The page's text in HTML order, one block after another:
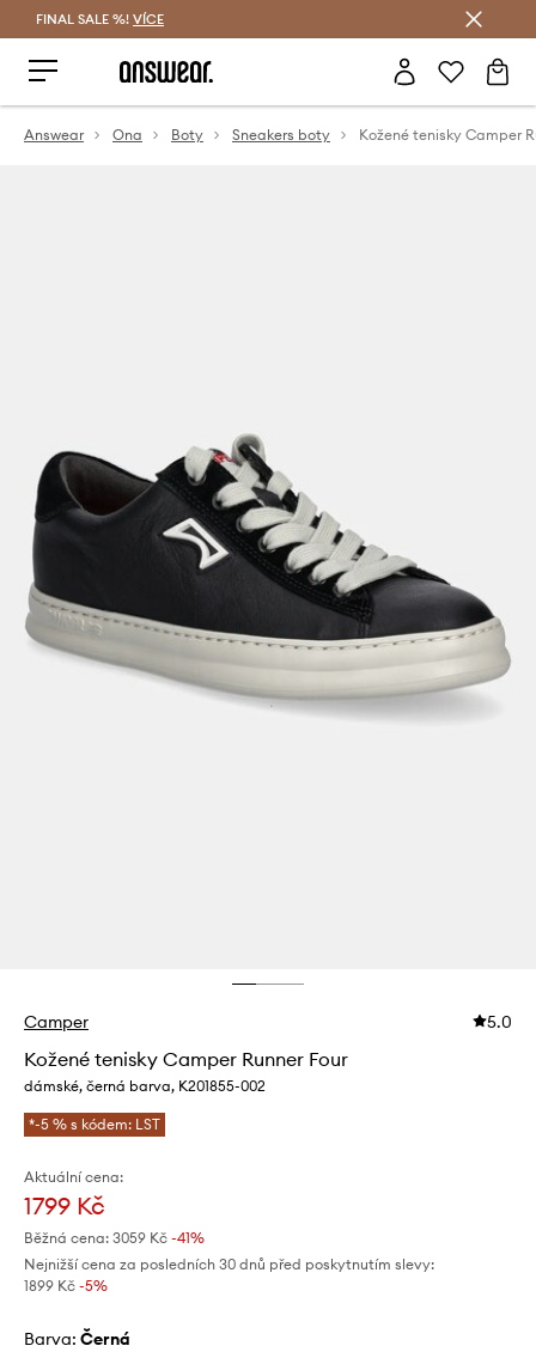
FINAL SALE %! VÍCE
Answear Ona Boty Sneakers boty
Camper 5.0
Kožené tenisky Camper Runner Four
dámské, černá barva, K201855-002
*-5 % s kódem: LST
Aktuální cena:
1799 Kč
Běžná cena: 3059 Kč -41%
Nejnižší cena za posledních 30 dnů před poskytnutím slevy:
1899 Kč -5%
Barva: černá